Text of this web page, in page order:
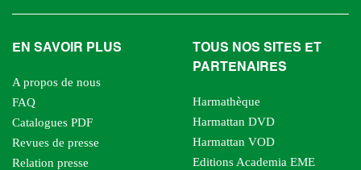
EN SAVOIR PLUS
A propos de nous
FAQ
Catalogues PDF
Revues de presse
Relation presse
TOUS NOS SITES ET
PARTENAIRES
Harmathèque
Harmattan DVD
Harmattan VOD
Editions Academia EME